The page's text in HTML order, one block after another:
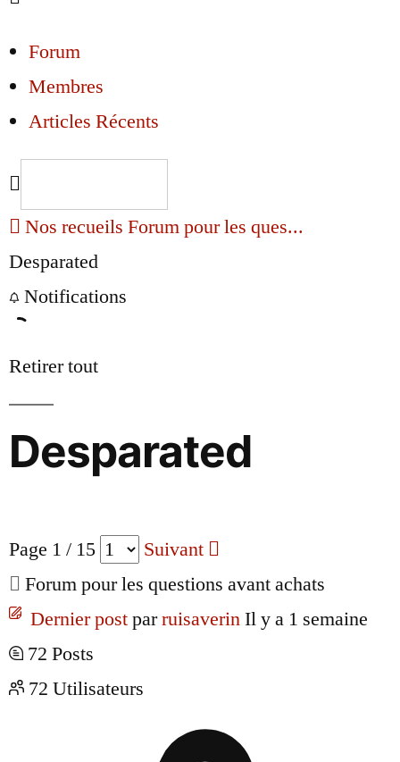
Forum
Membres
Articles Récents
Nos recueils Forum pour les ques...
Desparated
Notifications
Retirer tout
Desparated
Page 1 / 15
Suivant
Forum pour les questions avant achats
Dernier postparruisaverinIl y a 1 semaine
72 Posts
72 Utilisateurs